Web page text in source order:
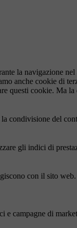
la navigazione
anche cookie di
questi cookie. Ma
condivisione del
gli indici di
con il sito
campagne di